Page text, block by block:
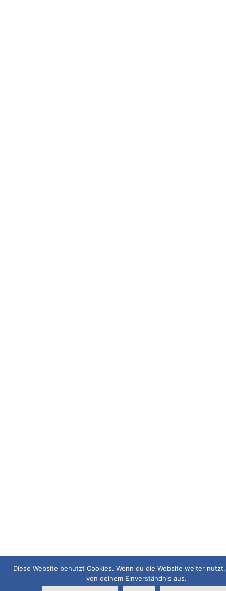
Diese Website benutzt Cookies. Wenn du die Website weiter
von deinem Einverständnis aus.